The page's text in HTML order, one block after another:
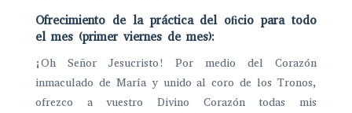
Ofrecimiento de la práctica del oﬁcio para todo
el mes (primer viernes de mes):
¡Oh Señor Jesucristo! Por medio del Corazón
inmaculado de María y unido al coro de los Tronos,
ofrezco a vuestro Divino Corazón todas mis